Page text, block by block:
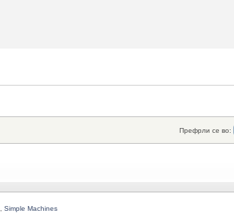
Префрли се во:
, Simple Machines